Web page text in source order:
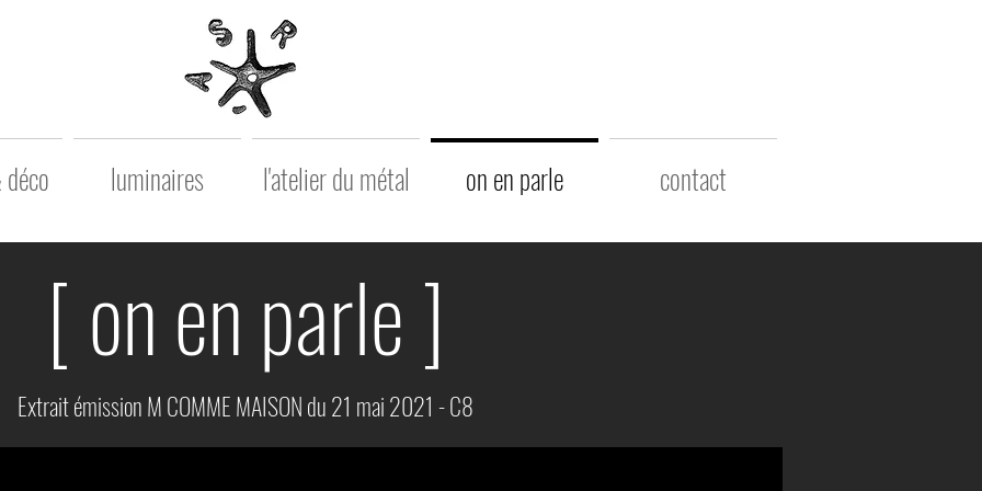
luminaires l'atelier du métal on en parle contact
[ on en parle ]
Extrait émission M COMME MAISON du 21 mai 2021 - C8